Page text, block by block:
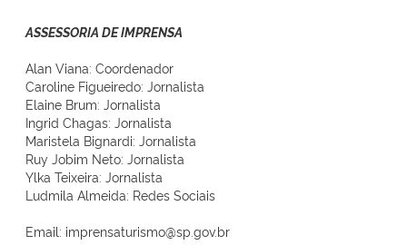
ASSESSORIA DE IMPRENSA
Alan Viana: Coordenador
Caroline Figueiredo: Jornalista
Elaine Brum: Jornalista
Ingrid Chagas: Jornalista
Maristela Bignardi: Jornalista
Ruy Jobim Neto: Jornalista
Ylka Teixeira: Jornalista
Ludmila Almeida: Redes Sociais
Email: imprensaturismo@sp.gov.br